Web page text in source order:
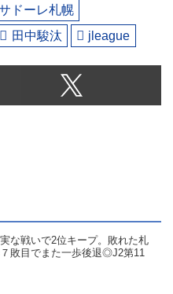
ドーレ札幌
田中駿汰 jleague
な戦いで2位キープ。敗れた札
敗目でまた一歩後退◎J2第11